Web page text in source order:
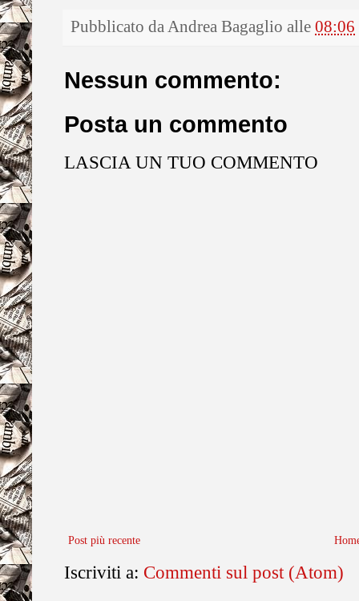
Pubblicato daAndrea Bagaglio alle 08:06
Nessun commento:
Posta un commento
LASCIA UN TUO COMMENTO
Post più recente
Iscriviti a: Commenti sul post (Atom)